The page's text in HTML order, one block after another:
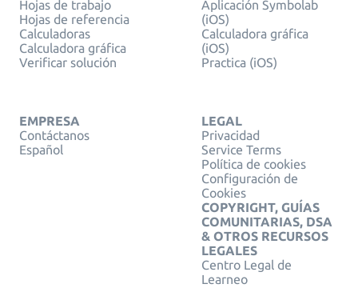
Hojas de trabajo
Hojas de referencia
Calculadoras
Calculadora gráfica
Verificar solución
Aplicación Symbolab
(iOS)
Calculadora gráfica
(iOS)
Practica (iOS)
EMPRESA
Contáctanos
Español
LEGAL
Privacidad
Service Terms
Política de cookies
Configuración de
Cookies
COPYRIGHT, GUÍAS
COMUNITARIAS, DSA
& OTROS RECURSOS
LEGALES
Centro Legal de
Learneo